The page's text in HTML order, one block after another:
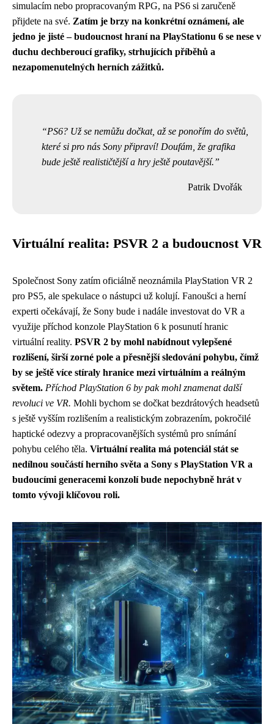
simulacím nebo propracovaným RPG, na PS6 si zaručeně
přijdete na své. Zatím je brzy na konkrétní oznámení, ale
jedno je jisté – budoucnost hraní na PlayStationu 6 se nese v
duchu dechberoucí grafiky, strhujících příběhů a
nezapomenutelných herních zážitků.
PS6? Už se nemůžu dočkat, až se ponořím do světů,
které si pro nás Sony připraví! Doufám, že grafika
bude ještě realističtější a hry ještě poutavější.
Patrik Dvořák
Virtuální realita: PSVR 2 a budoucnost VR
Společnost Sony zatím oficiálně neoznámila PlayStation VR 2
pro PS5, ale spekulace o nástupci už kolují. Fanoušci a herní
experti očekávají, že Sony bude i nadále investovat do VR a
využije příchod konzole PlayStation 6 k posunutí hranic
virtuální reality. PSVR 2 by mohl nabídnout vylepšené
rozlišení, širší zorné pole a přesnější sledování pohybu, čímž
by se ještě více stíraly hranice mezi virtuálním a reálným
světem. Příchod PlayStation 6 by pak mohl znamenat další
revoluci ve VR. Mohli bychom se dočkat bezdrátových headsetů
s ještě vyšším rozlišením a realistickým zobrazením, pokročilé
haptické odezvy a propracovanějších systémů pro snímání
pohybu celého těla. Virtuální realita má potenciál stát se
nedílnou součástí herního světa a Sony s PlayStation VR a
budoucími generacemi konzolí bude nepochybně hrát v
tomto vývoji klíčovou roli.